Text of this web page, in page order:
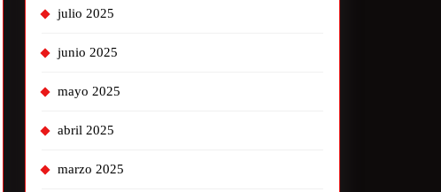
julio 2025
junio 2025
mayo 2025
abril 2025
marzo 2025